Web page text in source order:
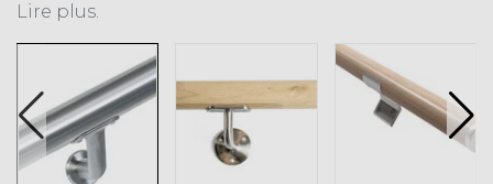
Lire plus.